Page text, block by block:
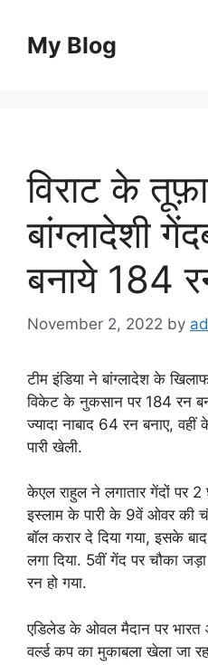
contentMy Blog
विराट के
बांग्लादेशी
बनाये 184
November 2, 2022 by
टीम इंडिया ने बांग्लादेश के
विकेट के नुकसान पर 184 रन
ज्यादा नाबाद 64 रन बनाए,
पारी खेली.
केएल राहुल ने लगातार गेंदों पर
इस्लाम के पारी के 9वें ओवर की
बॉल करार दे दिया गया, इसके
लगा दिया. 5वीं गेंद पर चौका
रन हो गया.
एडिलेड के ओवल मैदान पर भारत
वर्ल्ड कप का मुकाबला खेला जा